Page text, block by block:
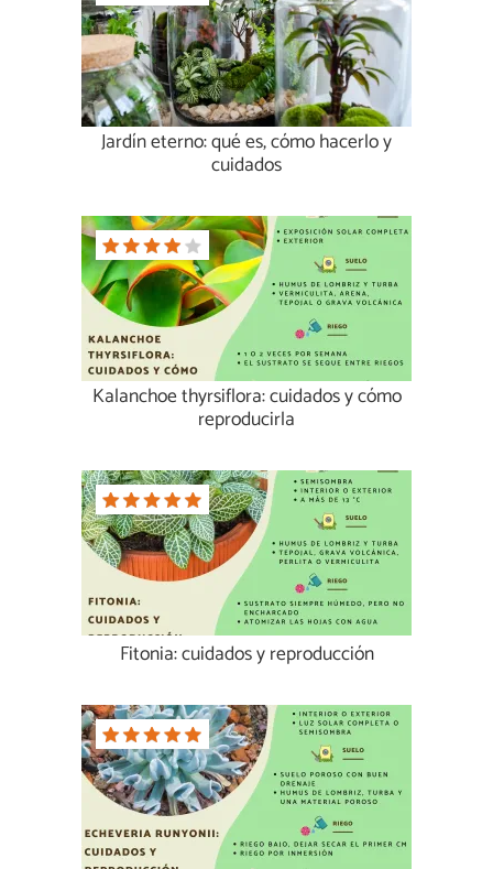
Jardín eterno: qué es, cómo hacerlo y
cuidados
Kalanchoe thyrsiflora: cuidados y cómo
reproducirla
Fitonia: cuidados y reproducción